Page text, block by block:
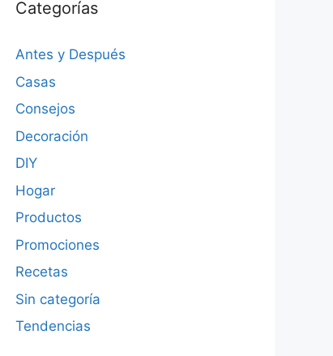
Categorías
Antes y Después
Casas
Consejos
Decoración
DIY
Hogar
Productos
Promociones
Recetas
Sin categoría
Tendencias